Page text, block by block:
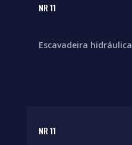
NR 11
Escavadeira hidráulica
NR 11